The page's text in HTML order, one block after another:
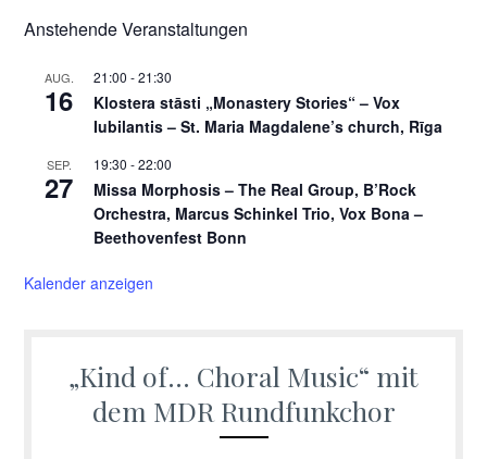
Anstehende Veranstaltungen
AUG.
16
21:00 -21:30
Klostera stāsti „Monastery Stories“ – Vox
Iubilantis – St. Maria Magdalene’s church, Rīga
SEP.
27
19:30 -22:00
Missa Morphosis – The Real Group, B’Rock
Orchestra, Marcus Schinkel Trio, Vox Bona –
Beethovenfest Bonn
Kalender anzeigen
„Kind of… Choral Music“ mit
dem MDR Rundfunkchor